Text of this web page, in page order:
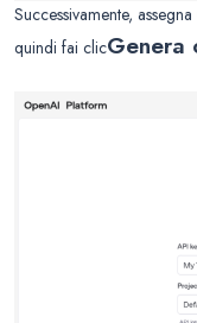
Successivamente,
quindi fai clicGenera